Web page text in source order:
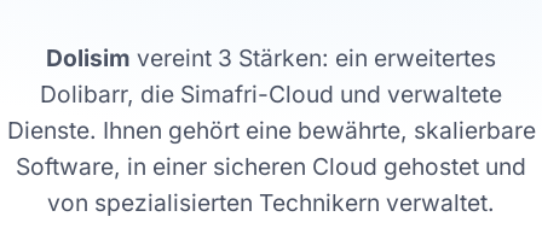
Dolisim vereint 3 Stärken: ein erweitertes
Dolibarr, die Simafri-Cloud und verwaltete
Dienste. Ihnen gehört eine bewährte, skalierbare
Software, in einer sicheren Cloud gehostet und
von spezialisierten Technikern verwaltet.